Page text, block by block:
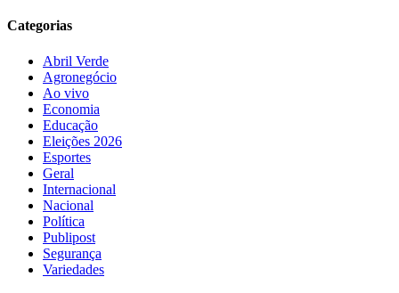
Categorias
Abril Verde
Agronegócio
Ao vivo
Economia
Educação
Eleições 2026
Esportes
Geral
Internacional
Nacional
Política
Publipost
Segurança
Variedades